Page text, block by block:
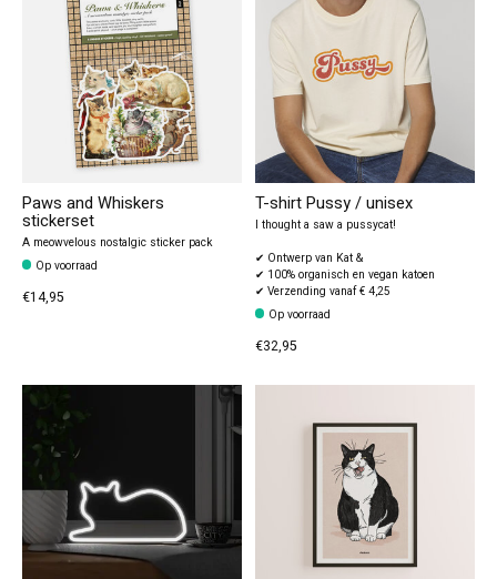
Paws and Whiskers
stickerset
A meowvelous nostalgic sticker pack
Op voorraad
€14,95
T-shirt Pussy / unisex
I thought a saw a pussycat!
✔ Ontwerp van Kat &
✔ 100% organisch en vegan katoen
✔ Verzending vanaf € 4,25
Op voorraad
€32,95